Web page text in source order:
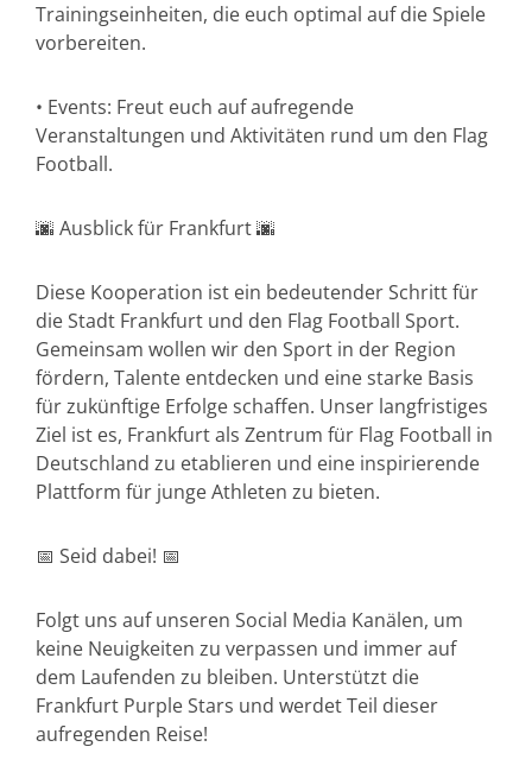
Trainingseinheiten, die euch optimal auf die Spiele
vorbereiten.
• Events: Freut euch auf aufregende
Veranstaltungen und Aktivitäten rund um den Flag
Football.
🌆 Ausblick für Frankfurt 🌆
Diese Kooperation ist ein bedeutender Schritt für
die Stadt Frankfurt und den Flag Football Sport.
Gemeinsam wollen wir den Sport in der Region
fördern, Talente entdecken und eine starke Basis
für zukünftige Erfolge schaffen. Unser langfristiges
Ziel ist es, Frankfurt als Zentrum für Flag Football in
Deutschland zu etablieren und eine inspirierende
Plattform für junge Athleten zu bieten.
📅 Seid dabei! 📅
Folgt uns auf unseren Social Media Kanälen, um
keine Neuigkeiten zu verpassen und immer auf
dem Laufenden zu bleiben. Unterstützt die
Frankfurt Purple Stars und werdet Teil dieser
aufregenden Reise!